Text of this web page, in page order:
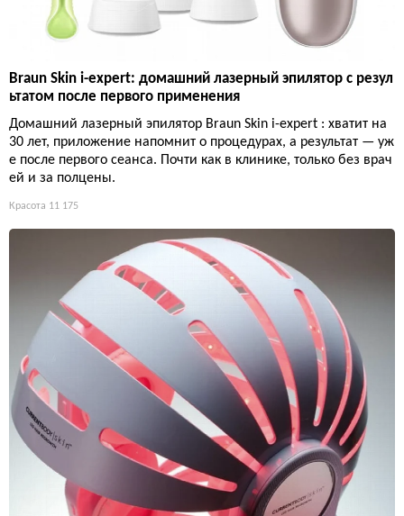
Braun Skin i-expert: домашний лазерный эпилятор с резул
ьтатом после первого применения
Домашний лазерный эпилятор Braun Skin i-expert : хватит на
30 лет, приложение напомнит о процедурах, а результат — уж
е после первого сеанса. Почти как в клинике, только без врач
ей и за полцены.
Красота 11 175